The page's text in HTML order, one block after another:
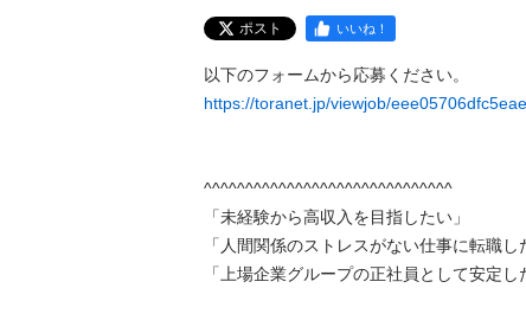
ポスト いいね！
https://toranet.jp/viewjob/
^^^^^^^^^^^^^^^^^^^^^^^^^^^^^^
「未経験から高収入を目指したい」
「人間関係のストレスがない仕事に転職し
「上場企業グループの正社員として安定し